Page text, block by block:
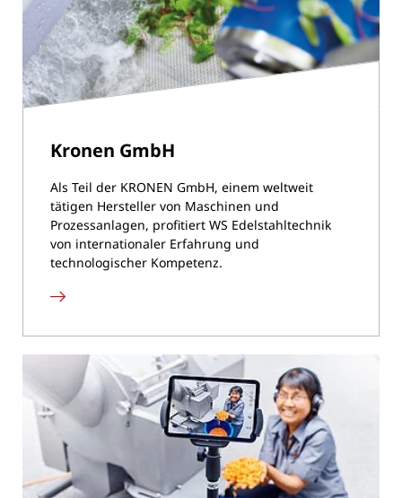
Kronen GmbH
Als Teil der KRONEN GmbH, einem weltweit
tätigen Hersteller von Maschinen und
Prozessanlagen, profitiert WS Edelstahltechnik
von internationaler Erfahrung und
technologischer Kompetenz.
Kronen
GmbH